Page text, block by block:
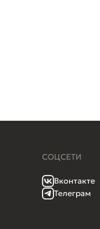
СОЦСЕТИ
Вконтакте
Телеграм